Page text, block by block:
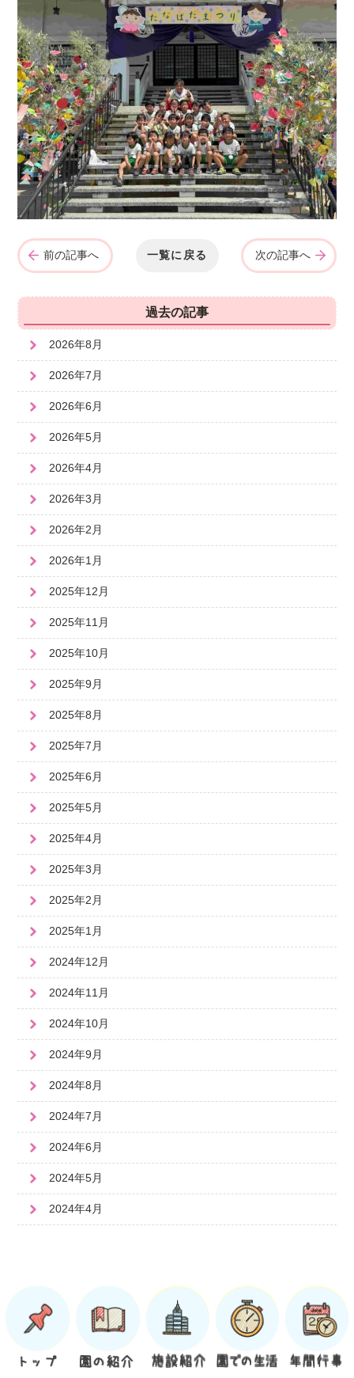
前の記事へ 一覧に戻る 次の記事へ
過去の記事
2026年8月
2026年7月
2026年6月
2026年5月
2026年4月
2026年3月
2026年2月
2026年1月
2025年12月
2025年11月
2025年10月
2025年9月
2025年8月
2025年7月
2025年6月
2025年5月
2025年4月
2025年3月
2025年2月
2025年1月
2024年12月
2024年11月
2024年10月
2024年9月
2024年8月
2024年7月
2024年6月
2024年5月
2024年4月